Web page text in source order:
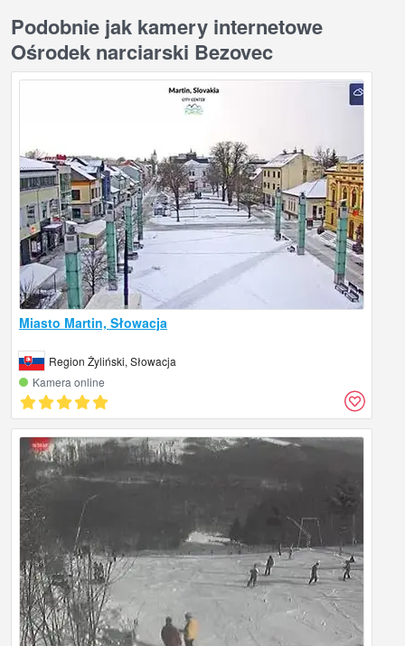
Podobnie jak kamery internetowe
Ośrodek narciarski Bezovec
Miasto Martin, Słowacja
Region Żyliński, Słowacja
Kamera online